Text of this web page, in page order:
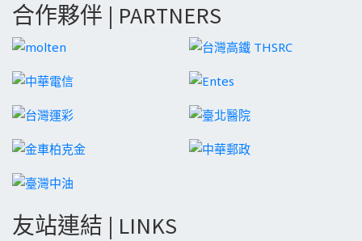
合作夥伴 | PARTNERS
友站連結 | LINKS